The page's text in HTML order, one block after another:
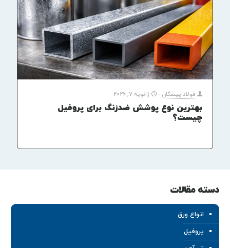
فولاد پیشگان - ژانویه 7, 2026
بهترین نوع پوشش ضدزنگ برای پروفیل
چیست؟
دسته مقالات
انواع ورق
پروفیل